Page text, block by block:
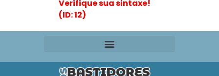
Verifique sua sintaxe!
(ID: 12)